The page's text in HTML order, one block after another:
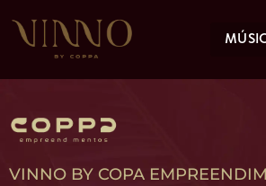
VINNO BY COPA